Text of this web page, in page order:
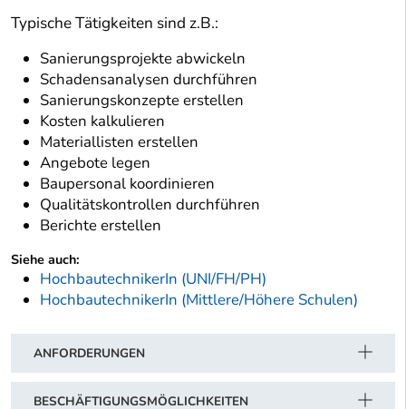
Typische Tätigkeiten sind z.B.:
Sanierungsprojekte abwickeln
Schadensanalysen durchführen
Sanierungskonzepte erstellen
Kosten kalkulieren
Materiallisten erstellen
Angebote legen
Baupersonal koordinieren
Qualitätskontrollen durchführen
Berichte erstellen
Siehe auch:
HochbautechnikerIn (UNI/FH/PH)
HochbautechnikerIn (Mittlere/Höhere Schulen)
ANFORDERUNGEN
BESCHÄFTIGUNGSMÖGLICHKEITEN